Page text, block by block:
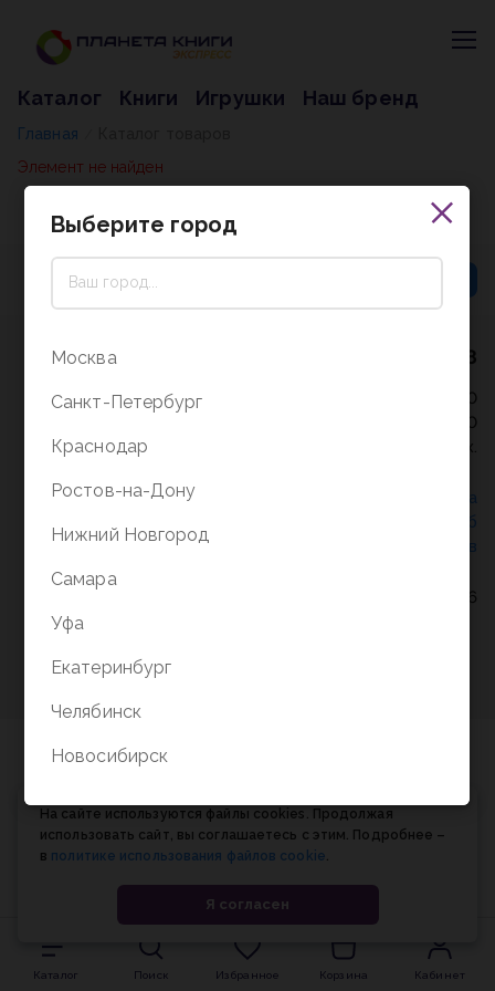
Каталог Книги Игрушки Наш бренд
Главная
Элемент не найден
8 (800) 5000-338
Режим работы - 9:30-20:00
в выходные и праздники - 10:00-19:00
без перерыва и выходных.
Политика конфиденциальности
СОГЛАСИЕ на
Соглашение об
использовании cookie-файлов
© Планета книги, 1998-2026
Каталог Поиск Избранное Корзина Кабинет
На сайте используются файлы cookies. Продолжая
использовать сайт, вы соглашаетесь с этим. Подробнее –
в политике использования файлов cookie.
Я согласен
Выберите город
Москва
Санкт-Петербург
Краснодар
Ростов-на-Дону
Нижний Новгород
Самара
Уфа
Екатеринбург
Челябинск
Новосибирск